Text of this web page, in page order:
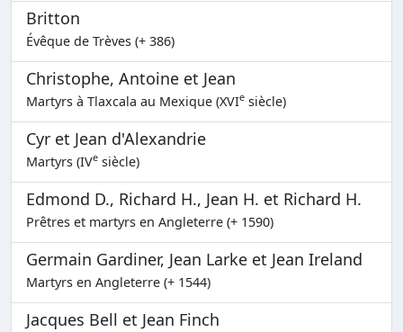
Britton
Évêque de Trèves (+ 386)
Christophe, Antoine et Jean
Martyrs à Tlaxcala au Mexique (XVIe siècle)
Cyr et Jean d'Alexandrie
Martyrs (IVe siècle)
Edmond D., Richard H., Jean H. et Richard H.
Prêtres et martyrs en Angleterre (+ 1590)
Germain Gardiner, Jean Larke et Jean Ireland
Martyrs en Angleterre (+ 1544)
Jacques Bell et Jean Finch